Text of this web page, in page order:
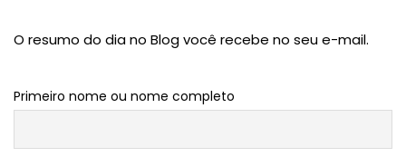
O resumo do dia no Blog você recebe no seu e-mail.
Primeiro nome ou nome completo